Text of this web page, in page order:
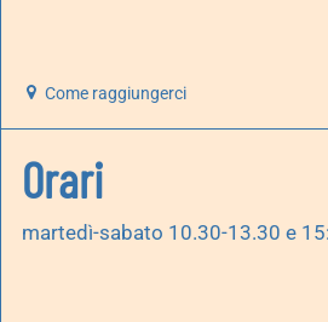
Come raggiungerci
Orari
martedì-sabato 10.30-13.30 e